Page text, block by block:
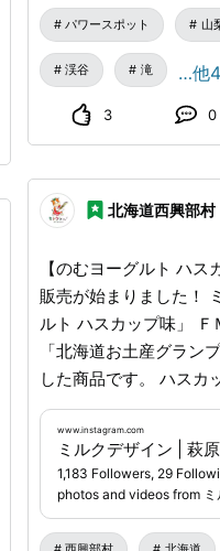
食事をお楽しみくださ
くましく育った岩魚を
提供しております🐟🔥 香ばしく焼き上げた皮の香り
と、ふっくらとした身
ま味わえる自慢の一品です😋✨ お食事を楽
に包まれた空間は、ど
流れているような心地よさがあ
きを過ごしてみませんか？😊 美味しいお
らぐ景色をご用意して
同、心よりお待ちして
パワースポット 山
渓谷 滝 …他
3 0
北海道西興部村
【のむヨーグルト ハ
販売が始まりました！
ルト ハスカップ味」 ＦＭノースウェーブが開催した
「北海道お土産グラン
した商品です。 ハスカップの爽やかな酸味 と のむヨー
グルトの甘みがバラン
もぴったり！ 西興部村内では 道の駅「花夢」、Qマー
トにてお買い求めいただけます。 西
際には、どうぞお試しください。 -
西興部村で採れたグラ
乳、のむヨーグルトの
www.instagram.com
1,183 Followers, 29
photos and videos from
(@milkdesignhokkaido)